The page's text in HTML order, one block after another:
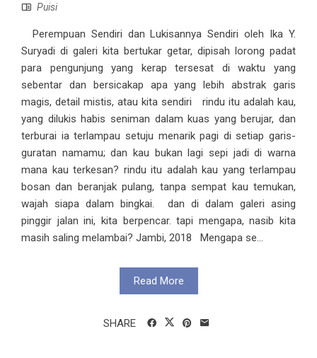
Puisi
Perempuan Sendiri dan Lukisannya Sendiri oleh Ika Y.
Suryadi di galeri kita bertukar getar, dipisah lorong padat
para pengunjung yang kerap tersesat di waktu yang
sebentar dan bersicakap apa yang lebih abstrak garis
magis, detail mistis, atau kita sendiri rindu itu adalah kau,
yang dilukis habis seniman dalam kuas yang berujar, dan
terburai ia terlampau setuju menarik pagi di setiap garis-
guratan namamu; dan kau bukan lagi sepi jadi di warna
mana kau terkesan? rindu itu adalah kau yang terlampau
bosan dan beranjak pulang, tanpa sempat kau temukan,
wajah siapa dalam bingkai. dan di dalam galeri asing
pinggir jalan ini, kita berpencar. tapi mengapa, nasib kita
masih saling melambai? Jambi, 2018 Mengapa se...
Read More
SHARE